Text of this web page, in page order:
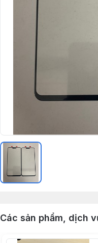
Các sản phẩm, dịch